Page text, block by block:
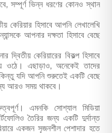
সম্পূর্ণ ভিন্ন ধরণের কোনও স্থান
কেরিয়ার হিসাবে আপনি লেখালেখি
আপনার দক্ষতা হিসাবে বেছে
কেরিয়ারের বিকল্প হিসাবে
ওঠে। এছাড়াও, অনেকেই তাদের
কিন্তু যদি আপনি শুরুতেই একটি বেছে
আরও সময় থাকবে।
এমনকি সোশ্যাল মিডিয়া
তৈরির জন্য একটি দুর্দান্ত
একজন সৃজনশীল পেশাদার হতে